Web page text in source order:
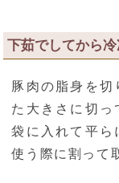
下茹でしてから
豚肉の脂身を切
た大きさに切っ
袋に入れて平ら
使う際に割って